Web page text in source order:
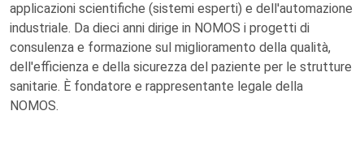
applicazioni scientifiche (sistemi esperti) e dell'automazione
industriale. Da dieci anni dirige in NOMOS i progetti di
consulenza e formazione sul miglioramento della qualità,
dell'efficienza e della sicurezza del paziente per le strutture
sanitarie. È fondatore e rappresentante legale della
NOMOS.